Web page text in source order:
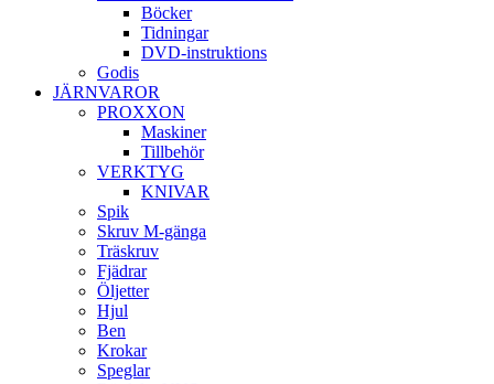
Böcker
Tidningar
DVD-instruktions
Godis
JÄRNVAROR
PROXXON
Maskiner
Tillbehör
VERKTYG
KNIVAR
Spik
Skruv M-gänga
Träskruv
Fjädrar
Öljetter
Hjul
Ben
Krokar
Speglar